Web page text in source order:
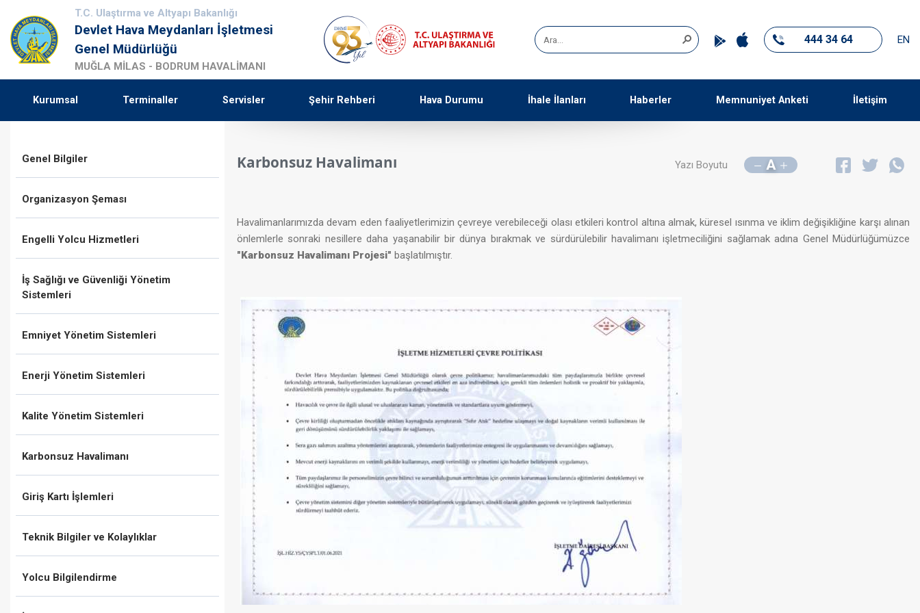
T.C. Ulaştırma ve Altyapı Bakanlığı
Devlet Hava Meydanları İşletmesi
Genel Müdürlüğü
MUĞLA MİLAS - BODRUM HAVALİMANI
444 34 64 EN
Kurumsal Terminaller Servisler Şehir Rehberi Hava Durumu İhale İlanları Haberler Memnuniyet Anketi İletişim
Genel Bilgiler
Organizasyon Şeması
Engelli Yolcu Hizmetleri
İş Sağlığı ve Güvenliği Yönetim
Sistemleri
Emniyet Yönetim Sistemleri
Enerji Yönetim Sistemleri
Kalite Yönetim Sistemleri
Karbonsuz Havalimanı
Giriş Kartı İşlemleri
Teknik Bilgiler ve Kolaylıklar
Yolcu Bilgilendirme
Karbonsuz Havalimanı Yazı Boyutu A
​Havalimanlarımızda devam eden faaliyetlerimizin çevreye verebileceği olası etkileri kontrol altına almak, küresel ısınma ve iklim değişikliğine karşı alınan
önlemlerle sonraki nesilleredaha yaşanabilir bir dünya bırakmak ve sürdürülebilir havalimanı işletmeciliğini sağlamak adına Genel Müdürlüğümüzce
"Karbonsuz Havalimanı Projesi" başlatılmıştır.​